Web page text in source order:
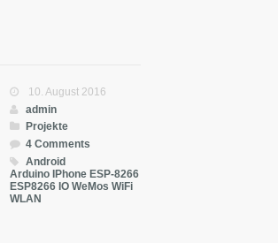
10. August 2016
admin
Projekte
4 Comments
Android
Arduino IPhone ESP-8266
ESP8266 IO WeMos WiFi
WLAN